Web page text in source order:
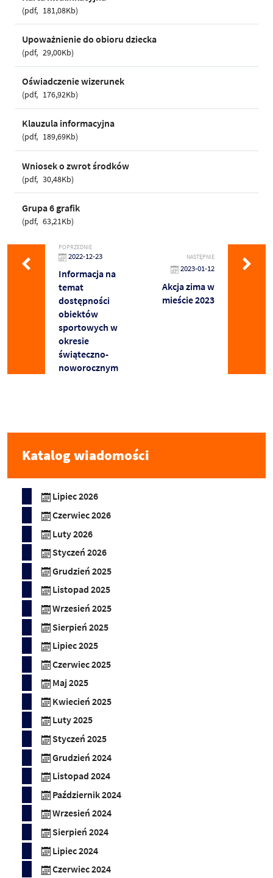
pdf 181,08Kb
Upoważnienie do obioru dziecka
pdf 29,00Kb
Oświadczenie wizerunek
pdf 176,92Kb
Klauzula informacyjna
pdf 189,69Kb
Wniosek o zwrot środków
pdf 30,48Kb
Grupa 6 grafik
pdf 63,21Kb
POPRZEDNIE
2022-12-23
Informacja na
temat
dostępności
obiektów
sportowych w
okresie
świąteczno-
noworocznym
NASTĘPNIE
2023-01-12
Akcja zima w
mieście 2023
Katalog wiadomości
Lipiec 2026
Czerwiec 2026
Luty 2026
Styczeń 2026
Grudzień 2025
Listopad 2025
Wrzesień 2025
Sierpień 2025
Lipiec 2025
Czerwiec 2025
Maj 2025
Kwiecień 2025
Luty 2025
Styczeń 2025
Grudzień 2024
Listopad 2024
Październik 2024
Wrzesień 2024
Sierpień 2024
Lipiec 2024
Czerwiec 2024